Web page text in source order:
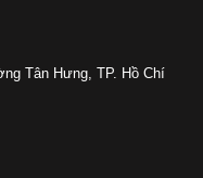
Tân Hưng, TP. Hồ Chí